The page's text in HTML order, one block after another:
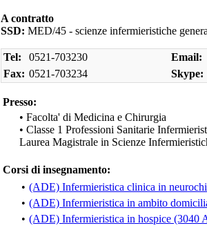
A contratto
SSD: MED/45 - scienze infermieristiche
Tel: 0521-703230
Email:
Fax: 0521-703234 Skype:
Presso:
• Facolta' di Medicina e Chirurgia
• Classe 1 Professioni Sanitarie
Laurea Magistrale in Scienze
Corsi di insegnamento:
• (ADE) Infermieristica clinica in
• (ADE) Infermieristica in ambito
• (ADE) Infermieristica in hospice (3040